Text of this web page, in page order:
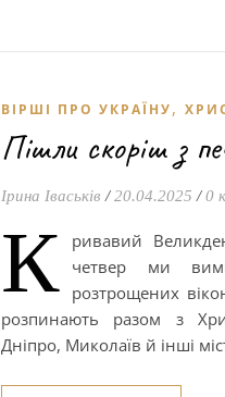
ВІРШІ ПРО УКРАЇНУ,
Пішли скоріш з
Ірина Іваськів / 20.04.2025 / 0
К
ривавий
четвер ми
розтрощених
розпинають разом з
Дніпро, Миколаїв й інші